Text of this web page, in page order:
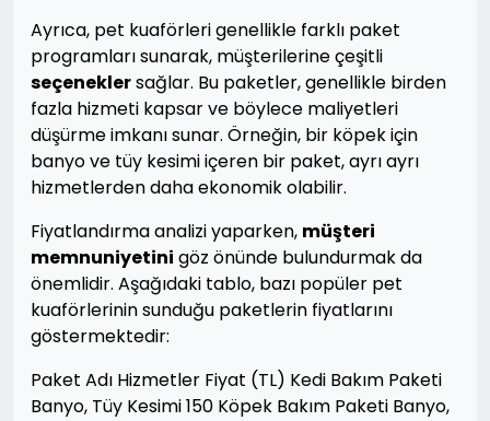
Ayrıca, pet kuaförleri genellikle farklı paket
programları sunarak, müşterilerine çeşitli
seçeneklersağlar. Bu paketler, genellikle birden
fazla hizmeti kapsar ve böylece maliyetleri
düşürme imkanı sunar. Örneğin, bir köpek için
banyo ve tüy kesimi içeren bir paket, ayrı ayrı
hizmetlerden daha ekonomik olabilir.
Fiyatlandırma analizi yaparken, müşteri
memnuniyetini göz önünde bulundurmak da
önemlidir. Aşağıdaki tablo, bazı popüler pet
kuaförlerinin sunduğu paketlerin fiyatlarını
göstermektedir:
Paket Adı Hizmetler Fiyat (TL) Kedi Bakım Paketi
Banyo, Tüy Kesimi 150 Köpek Bakım Paketi Banyo,